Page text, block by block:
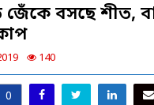
জেঁকে বসছে শীত,
140
0